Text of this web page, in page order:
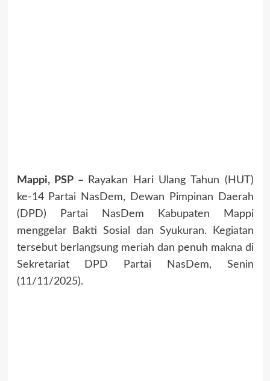
Mappi, PSP –
Rayakan Hari Ulang Tahun (HUT)
ke-14 Partai NasDem, Dewan Pimpinan Daerah
(DPD) Partai NasDem Kabupaten Mappi
menggelar Bakti Sosial dan Syukuran. Kegiatan
tersebut berlangsung meriah dan penuh makna di
Sekretariat DPD Partai NasDem, Senin
(11/11/2025).